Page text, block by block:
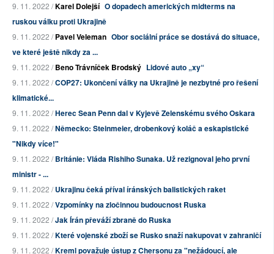
9. 11. 2022 /Karel Dolejší O dopadech amerických midterms na
ruskou válku proti Ukrajině
9. 11. 2022 /Pavel Veleman Obor sociální práce se dostává do situace,
ve které ještě nikdy za ...
9. 11. 2022 /Beno Trávníček Brodský Lidové auto „xy“
9. 11. 2022 /COP27: Ukončení války na Ukrajině je nezbytné pro řešení
klimatické...
9. 11. 2022 /Herec Sean Penn dal v Kyjevě Zelenskému svého Oskara
9. 11. 2022 /Německo: Steinmeier, drobenkový koláč a eskapistické
"Nikdy více!"
9. 11. 2022 /Británie: Vláda Rishiho Sunaka. Už rezignoval jeho první
ministr - ...
9. 11. 2022 /Ukrajinu čeká příval íránských balistických raket
9. 11. 2022 /Vzpomínky na zločinnou budoucnost Ruska
9. 11. 2022 /Jak Írán převáží zbraně do Ruska
9. 11. 2022 /Které vojenské zboží se Rusko snaží nakupovat v zahraničí
9. 11. 2022 /Kreml považuje ústup z Chersonu za "nežádoucí, ale